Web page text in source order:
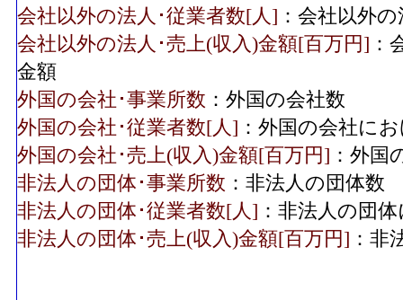
会社以外の法人･従業者数[人] ：会社以外
会社以外の法人･売上(収入)金額[百万円] ：
金額
外国の会社･事業所数 ：外国の会社数
外国の会社･従業者数[人] ：外国の会社に
外国の会社･売上(収入)金額[百万円] ：外国
非法人の団体･事業所数 ：非法人の団体数
非法人の団体･従業者数[人] ：非法人の団
非法人の団体･売上(収入)金額[百万円] ：非